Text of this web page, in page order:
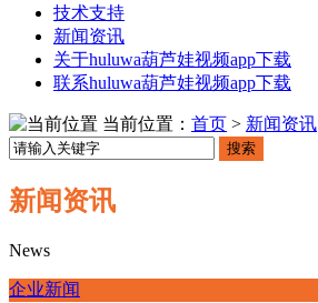
技术支持
新闻资讯
关于huluwa葫芦娃视频app下载
联系huluwa葫芦娃视频app下载
当前位置： 首页 > 新闻资讯
搜索
新闻资讯
News
企业新闻